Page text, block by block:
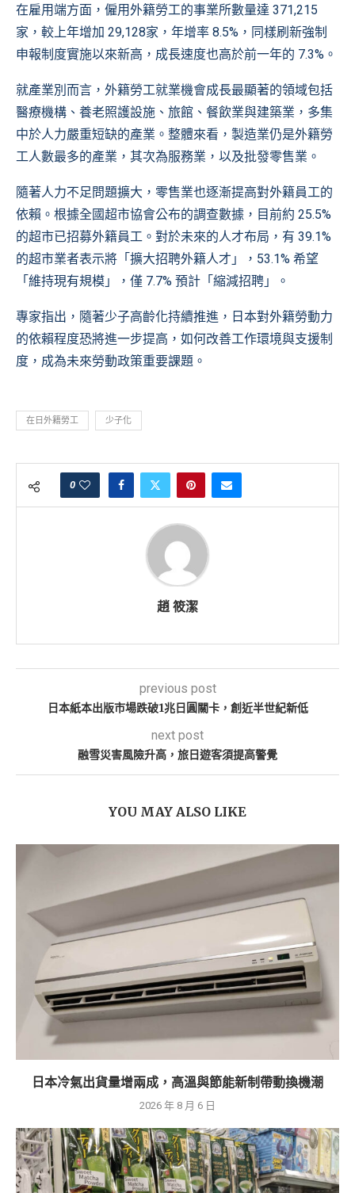
在雇用端方面，僱用外籍勞工的事業所數量達 371,215
家，較上年增加 29,128家，年增率 8.5%，同樣刷新強制
申報制度實施以來新高，成長速度也高於前一年的 7.3%。
就產業別而言，外籍勞工就業機會成長最顯著的領域包括
醫療機構、養老照護設施、旅館、餐飲業與建築業，多集
中於人力嚴重短缺的產業。整體來看，製造業仍是外籍勞
工人數最多的產業，其次為服務業，以及批發零售業。
隨著人力不足問題擴大，零售業也逐漸提高對外籍員工的
依賴。根據全國超市協會公布的調查數據，目前約 25.5%
的超市已招募外籍員工。對於未來的人才布局，有 39.1%
的超市業者表示將「擴大招聘外籍人才」，53.1% 希望
「維持現有規模」，僅 7.7% 預計「縮減招聘」。
專家指出，隨著少子高齡化持續推進，日本對外籍勞動力
的依賴程度恐將進一步提高，如何改善工作環境與支援制
度，成為未來勞動政策重要課題。
在日外籍勞工 少子化
0
趙 筱潔
previous post
日本紙本出版市場跌破1兆日圓關卡，創近半世紀新低
next post
融雪災害風險升高，旅日遊客須提高警覺
YOU MAY ALSO LIKE
日本冷氣出貨量增兩成，高溫與節能新制帶動換機潮
2026 年 8 月 6 日